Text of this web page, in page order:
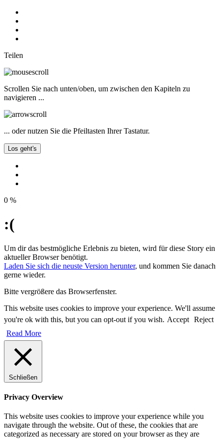
Teilen
Scrollen Sie nach unten/oben, um zwischen den Kapiteln zu
navigieren ...
... oder nutzen Sie die Pfeiltasten Ihrer Tastatur.
Los geht's
0 %
:(
Um dir das bestmögliche Erlebnis zu bieten, wird für diese Story ein
aktueller Browser benötigt.
Laden Sie sich die neuste Version herunter, und kommen Sie danach
gerne wieder.
Bitte vergrößere das Browserfenster.
This website uses cookies to improve your experience. We'll assume
you're ok with this, but you can opt-out if you wish. Accept Reject
Read More
Schließen
Privacy Overview
This website uses cookies to improve your experience while you
navigate through the website. Out of these, the cookies that are
categorized as necessary are stored on your browser as they are